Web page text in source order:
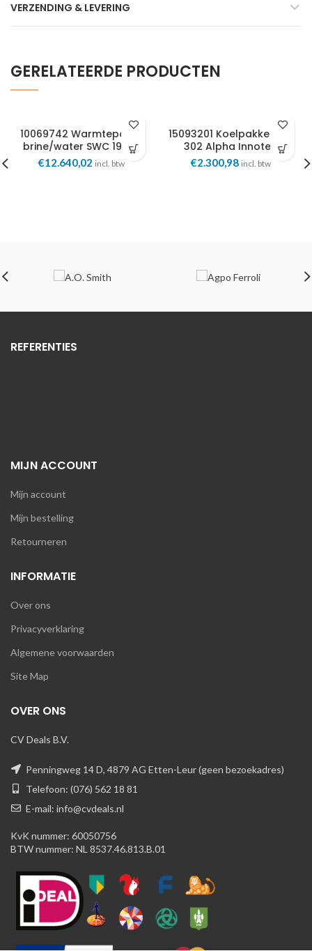
VERZENDING & LEVERING
GERELATEERDE PRODUCTEN
10069742 Warmtepomp
brine/water SWC 192K3
18,6kW +koel 400V Alpha
Innotec
€12.640,02 incl. btw
15093201 Koelpakket KSE
302 Alpha Innotec
€2.300,98 incl. btw
REFERENTIES
MIJN ACCOUNT
Mijn account
Mijn bestelling
Retourneren
INFORMATIE
Over ons
Privacyverklaring
Algemene voorwaarden
Site Map
OVER ONS
CV Deals B.V.
Penningweg 14 D, 4879 AG Etten-Leur (geen bezoekadres)
Telefoon: (076) 562 18 81
E-mail: info@cvdeals.nl
KvK nummer: 60050756
BTW nummer: NL 8537.46.813.B.01